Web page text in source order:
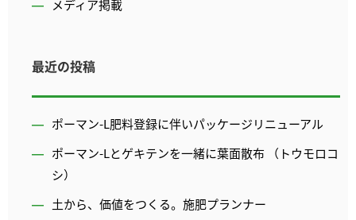
メディア掲載
最近の投稿
ポーマン-L肥料登録に伴いパッケージリニューアル
ポーマン-Lとゲキテンを一緒に葉面散布 （トウモロコ
シ）
土から、価値をつくる。施肥プランナー